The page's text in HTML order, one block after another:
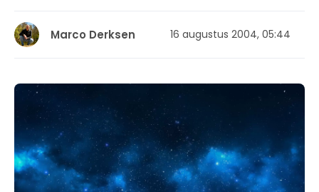
Marco Derksen 16 augustus 2004, 05:44